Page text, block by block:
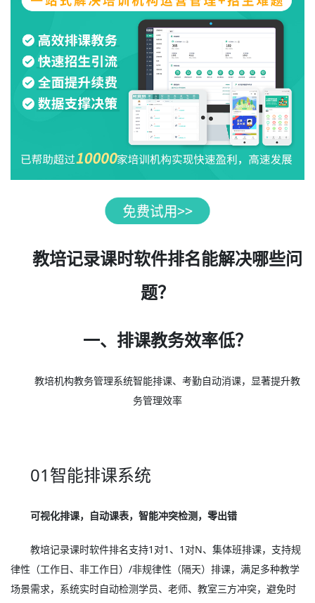
教培记录课时软件排名能解决哪些问
题？
一、排课教务效率低？
教培机构教务管理系统智能排课、考勤自动消课，显著提升教
务管理效率
01智能排课系统
可视化排课，自动课表，智能冲突检测，零出错
教培记录课时软件排名支持1对1、1对N、集体班排课，支持规
律性（工作日、非工作日）/非规律性（隔天）排课，满足多种教学
场景需求，系统实时自动检测学员、老师、教室三方冲突，避免时